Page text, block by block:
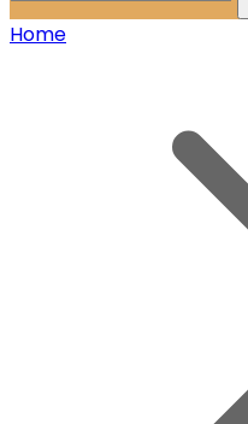
Home